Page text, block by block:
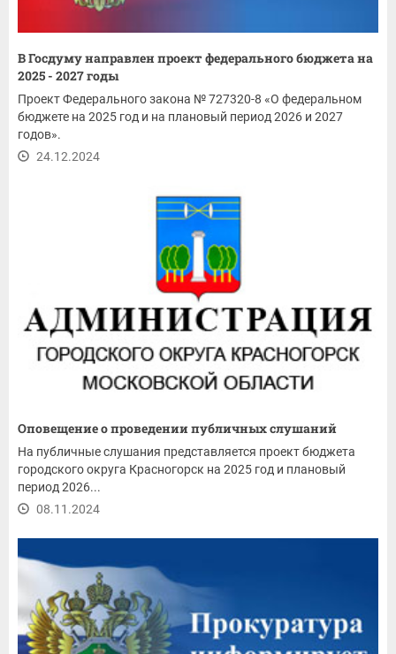
В Госдуму направлен проект федерального бюджета на
2025 - 2027 годы
Проект Федерального закона № 727320-8 «О федеральном
бюджете на 2025 год и на плановый период 2026 и 2027
годов».
24.12.2024
Оповещение о проведении публичных слушаний
На публичные слушания представляется проект бюджета
городского округа Красногорск на 2025 год и плановый
период 2026...
08.11.2024